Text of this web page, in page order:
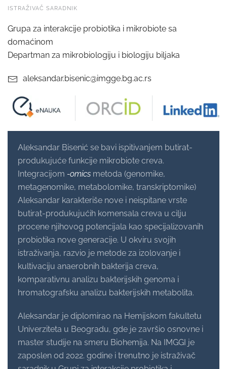
ISTRAŽIVAČ SARADNIK
Grupa za interakcije probiotika i mikrobiote sa
domaćinom
Departman za mikrobiologiju i biologiju biljaka
aleksandar.bisenic@imgge.bg.ac.rs
Aleksandar Bisenić se bavi ispitivanjem butirat-
produkujuće funkcije mikrobiote creva.
Integracijom -omics metoda (genomike,
metagenomike, metabolomike, transkriptomike)
Aleksandar karakteriše nove i neispitane vrste
butirat-produkujućih komensala creva u cilju
procene njihovog potencijala kao specijalizovanih
probiotika nove generacije. U okviru svojih
istraživanja, razvio je metode za izolovanje i
kultivaciju anaerobnih bakterija creva,
komparativnu analizu bakterijskih genoma i
hromatografsku analizu bakterijskih metabolita.
Aleksandar je diplomirao na Hemijskom fakultetu
Univerziteta u Beogradu, gde je završio osnovne i
master studije na smeru Biohemija. Na IMGGI je
zaposlen od 2022. godine i trenutno je istraživač